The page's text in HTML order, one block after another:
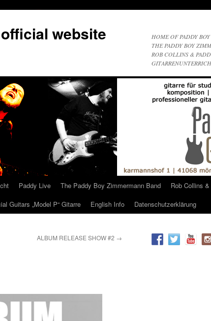
official website
HOME OF PADDY
THE PADDY BOY
ROB COLLINS &
Paddy Live The Paddy Boy Zimmermann Band
Rob Collins
Guitars „Model P“ Gitarre English Info Datenschutzerklärung
ALBUM RELEASE SHOW #2 →